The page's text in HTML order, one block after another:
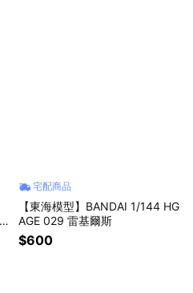
宅配商品
【東海模型】BANDAI 1/144 HG
AGE 029 雷基爾斯
$600